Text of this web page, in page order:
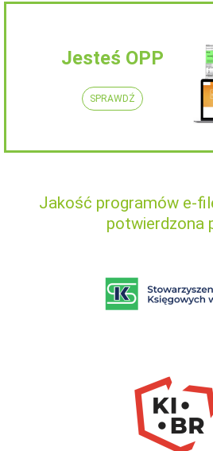
Jesteś OPP
SPRAWDŹ
Jakość programów e-
potwierdzona